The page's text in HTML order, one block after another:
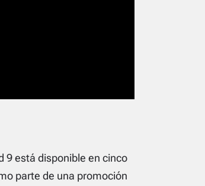
9 está disponible en cinco
parte de una promoción